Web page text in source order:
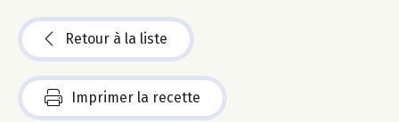
Retour à la liste
Imprimer la recette